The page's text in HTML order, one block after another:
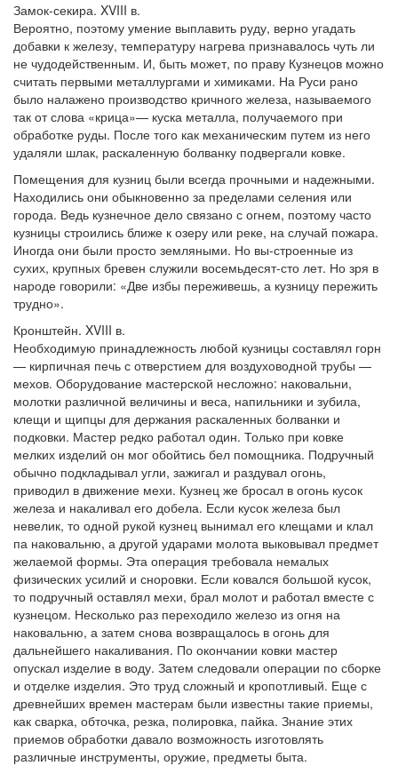
Замок-секира. XVIII в.
Вероятно, поэтому умение выплавить руду, верно угадать
добавки к железу, температуру нагрева признавалось чуть ли
не чудодейственным. И, быть может, по праву Кузнецов можно
считать первыми металлургами и химиками. На Руси рано
было налажено производство кричного железа, называемого
так от слова «крица»— куска металла, получаемого при
обработке руды. После того как механическим путем из него
удаляли шлак, раскаленную болванку подвергали ковке.
Помещения для кузниц были всегда прочными и надежными.
Находились они обыкновенно за пределами селения или
города. Ведь кузнечное дело связано с огнем, поэтому часто
кузницы строились ближе к озеру или реке, на случай пожара.
Иногда они были просто земляными. Но вы-строенные из
сухих, крупных бревен служили восемьдесят-сто лет. Но зря в
народе говорили: «Две избы переживешь, а кузницу пережить
трудно».
Кронштейн. XVIII в.
Необходимую принадлежность любой кузницы составлял горн
— кирпичная печь с отверстием для воздуховодной трубы —
мехов. Оборудование мастерской несложно: наковальни,
молотки различной величины и веса, напильники и зубила,
клещи и щипцы для держания раскаленных болванки и
подковки. Мастер редко работал один. Только при ковке
мелких изделий он мог обойтись бел помощника. Подручный
обычно подкладывал угли, зажигал и раздувал огонь,
приводил в движение мехи. Кузнец же бросал в огонь кусок
железа и накаливал его добела. Если кусок железа был
невелик, то одной рукой кузнец вынимал его клещами и клал
па наковальню, а другой ударами молота выковывал предмет
желаемой формы. Эта операция требовала немалых
физических усилий и сноровки. Если ковался большой кусок,
то подручный оставлял мехи, брал молот и работал вместе с
кузнецом. Несколько раз переходило железо из огня на
наковальню, а затем снова возвращалось в огонь для
дальнейшего накаливания. По окончании ковки мастер
опускал изделие в воду. Затем следовали операции по сборке
и отделке изделия. Это труд сложный и кропотливый. Еще с
древнейших времен мастерам были известны такие приемы,
как сварка, обточка, резка, полировка, пайка. Знание этих
приемов обработки давало возможность изготовлять
различные инструменты, оружие, предметы быта.